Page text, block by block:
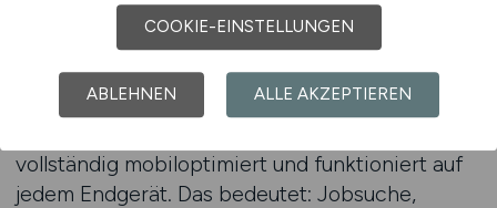
– ohne Umwege, ohne Frust. Wer sich
registriert, kann sein Profil speichern,
Bewerbungen direkt versenden und neue
Angebote per E-Mail oder App-
vollständig mobiloptimiert und funktioniert auf
jedem Endgerät. Das bedeutet: Jobsuche,
COOKIE-EINSTELLUNGEN
ABLEHNEN ALLE AKZEPTIEREN